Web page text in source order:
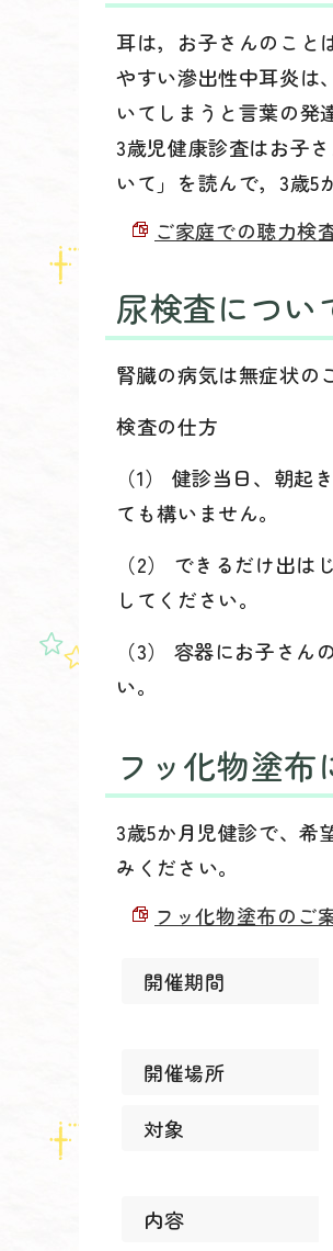
耳は，お子さんのこと
やすい滲出性中耳炎は
いてしまうと言葉の発
3歳児健康診査はお子
いて」を読んで，3歳5
ご家庭での聴力検
尿検査につい
腎臓の病気は無症状の
検査の仕方
（1） 健診当日、朝
ても構いません。
（2） できるだけ出
してください。
（3） 容器にお子さ
い。
フッ化物塗布
3歳5か月児健診で、希
みください。
フッ化物塗布のご
開催期間
開催場所
対象
内容